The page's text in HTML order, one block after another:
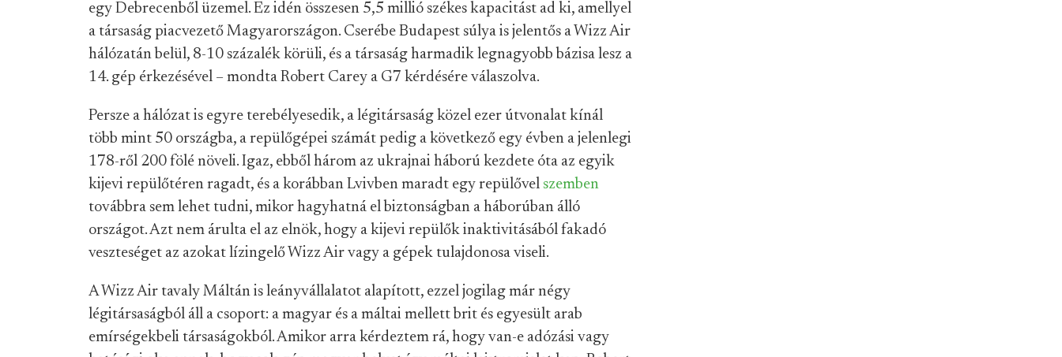
egy Debrecenből üzemel. Ez idén összesen 5,5 millió székes kapacitást ad ki, amellyel
a társaság piacvezető Magyarországon. Cserébe Budapest súlya is jelentős a Wizz Air
hálózatán belül, 8-10 százalék körüli, és a társaság harmadik legnagyobb bázisa lesz a
14. gép érkezésével – mondta Robert Carey a G7 kérdésére válaszolva.
Persze a hálózat is egyre terebélyesedik, a légitársaság közel ezer útvonalat kínál
több mint 50 országba, a repülőgépei számát pedig a következő egy évben a jelenlegi
178-ről 200 fölé növeli. Igaz, ebből három az ukrajnai háború kezdete óta az egyik
kijevi repülőtéren ragadt, és a korábban Lvivben maradt egy repülővel szemben
továbbra sem lehet tudni, mikor hagyhatná el biztonságban a háborúban álló
országot. Azt nem árulta el az elnök, hogy a kijevi repülők inaktivitásából fakadó
veszteséget az azokat lízingelő Wizz Air vagy a gépek tulajdonosa viseli.
A Wizz Air tavaly Máltán is leányvállalatot alapított, ezzel jogilag már négy
légitársaságból áll a csoport: a magyar és a máltai mellett brit és egyesült arab
emírségekbeli társaságokból. Amikor arra kérdeztem rá, hogy van-e adózási vagy